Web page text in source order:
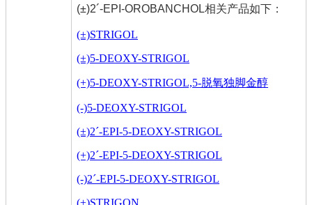
(±)2´-EPI-OROBANCHOL相关产品如下：
(±)STRIGOL
(±)5-DEOXY-STRIGOL
(+)5-DEOXY-STRIGOL,5-脱氧独脚金醇
(-)5-DEOXY-STRIGOL
(±)2´-EPI-5-DEOXY-STRIGOL
(+)2´-EPI-5-DEOXY-STRIGOL
(-)2´-EPI-5-DEOXY-STRIGOL
(±)STRIGON